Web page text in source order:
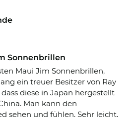
Sonnenbrillen
Maui Jim Sonnenbrillen,
ein treuer Besitzer von Ray
diese in Japan hergestellt
Man kann den
sehen und fühlen. Sehr leicht.